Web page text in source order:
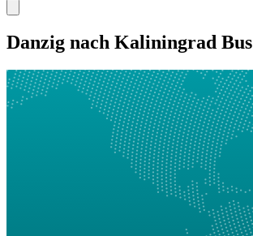
Danzig nach Kaliningrad Bus